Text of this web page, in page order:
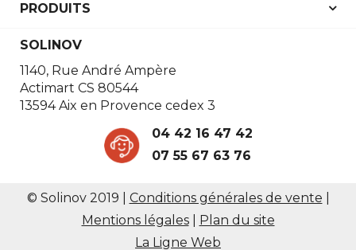
PRODUITS
SOLINOV
1140, Rue André Ampère
Actimart CS 80544
13594 Aix en Provence cedex 3
04 42 16 47 42
07 55 67 63 76
© Solinov 2019 Conditions générales de vente
Mentions légales
Plan du site
La Ligne Web